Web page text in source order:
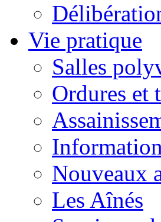
Vie pratique
Salles
Ordures et
Nouveaux
Les Aînés